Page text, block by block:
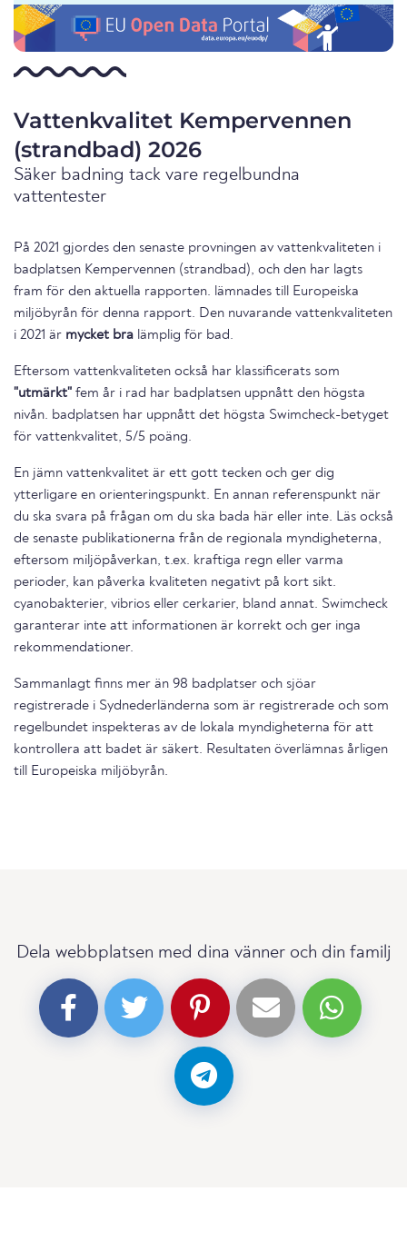
Vattenkvalitet Kempervennen
(strandbad) 2026
Säker badning tack vare regelbundna
vattentester
På 2021 gjordes den senaste provningen av vattenkvaliteten i
badplatsen Kempervennen (strandbad), och den har lagts
fram för den aktuella rapporten. lämnades till Europeiska
miljöbyrån för denna rapport. Den nuvarande vattenkvaliteten
i 2021 är mycket bra lämplig för bad.
Eftersom vattenkvaliteten också har klassificerats som
"utmärkt" fem år i rad har badplatsen uppnått den högsta
nivån. badplatsen har uppnått det högsta Swimcheck-betyget
för vattenkvalitet, 5/5 poäng.
En jämn vattenkvalitet är ett gott tecken och ger dig
ytterligare en orienteringspunkt. En annan referenspunkt när
du ska svara på frågan om du ska bada här eller inte. Läs också
de senaste publikationerna från de regionala myndigheterna,
eftersom miljöpåverkan, t.ex. kraftiga regn eller varma
perioder, kan påverka kvaliteten negativt på kort sikt.
cyanobakterier, vibrios eller cerkarier, bland annat. Swimcheck
garanterar inte att informationen är korrekt och ger inga
rekommendationer.
Sammanlagt finns mer än 98 badplatser och sjöar
registrerade i Sydnederländerna som är registrerade och som
regelbundet inspekteras av de lokala myndigheterna för att
kontrollera att badet är säkert. Resultaten överlämnas årligen
till Europeiska miljöbyrån.
Dela webbplatsen med dina vänner och din familj